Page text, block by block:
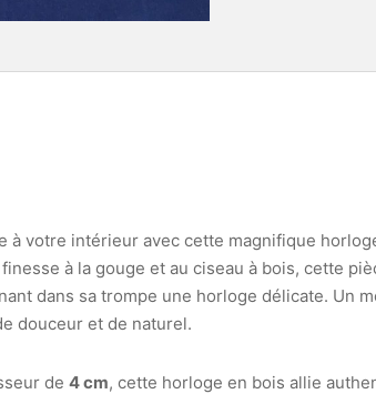
à votre intérieur avec cette magnifique
à la gouge et au ciseau à bois, cette
dans sa trompe une horloge délicate. Un
douceur et de naturel.
de 4 cm, cette horloge en bois allie